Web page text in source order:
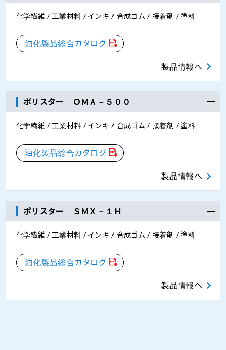
化学繊維 / 工業材料 / インキ / 合成ゴム / 接着剤 / 塗料
油化製品総合カタログ
製品情報へ
ポリスター ＯＭＡ－５００
化学繊維 / 工業材料 / インキ / 合成ゴム / 接着剤 / 塗料
油化製品総合カタログ
製品情報へ
ポリスター ＳＭＸ－１Ｈ
化学繊維 / 工業材料 / インキ / 合成ゴム / 接着剤 / 塗料
油化製品総合カタログ
製品情報へ